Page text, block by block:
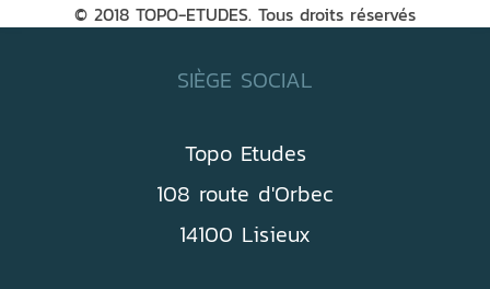
© 2018 TOPO-ETUDES. Tous droits réservés
SIÈGE SOCIAL
Topo Etudes
108 route d'Orbec
14100 Lisieux